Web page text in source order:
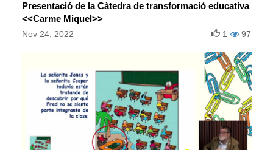
Presentació de la Càtedra de transformació educativa
<<Carme Miquel>>
Nov 24, 2022 97
1